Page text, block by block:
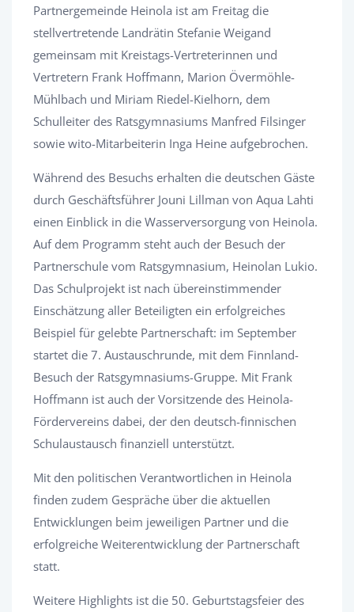
Partnergemeinde Heinola ist am Freitag die
stellvertretende Landrätin Stefanie Weigand
gemeinsam mit Kreistags-Vertreterinnen und
Vertretern Frank Hoffmann, Marion Övermöhle-
Mühlbach und Miriam Riedel-Kielhorn, dem
Schulleiter des Ratsgymnasiums Manfred Filsinger
sowie wito-Mitarbeiterin Inga Heine aufgebrochen.
Während des Besuchs erhalten die deutschen Gäste
durch Geschäftsführer Jouni Lillman von Aqua Lahti
einen Einblick in die Wasserversorgung von Heinola.
Auf dem Programm steht auch der Besuch der
Partnerschule vom Ratsgymnasium, Heinolan Lukio.
Das Schulprojekt ist nach übereinstimmender
Einschätzung aller Beteiligten ein erfolgreiches
Beispiel für gelebte Partnerschaft: im September
startet die 7. Austauschrunde, mit dem Finnland-
Besuch der Ratsgymnasiums-Gruppe. Mit Frank
Hoffmann ist auch der Vorsitzende des Heinola-
Fördervereins dabei, der den deutsch-finnischen
Schulaustausch finanziell unterstützt.
Mit den politischen Verantwortlichen in Heinola
finden zudem Gespräche über die aktuellen
Entwicklungen beim jeweiligen Partner und die
erfolgreiche Weiterentwicklung der Partnerschaft
statt.
Weitere Highlights ist die 50. Geburtstagsfeier des